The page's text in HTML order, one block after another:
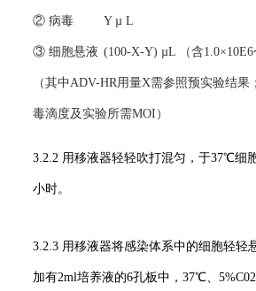
② 病毒 Y µ L
③ 细胞悬液 (100-X-Y) µL （含1.0×10E6
（其中ADV-HR用量X需参照预实验结
毒滴度及实验所需MOI）
3.2.2 用移液器轻轻吹打混匀，于37℃细
小时。
3.2.3 用移液器将感染体系中的细胞轻轻
加有2ml培养液的6孔板中，37℃、5%C02